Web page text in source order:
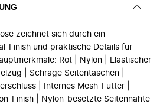
zeichnet sich durch ein
Finish und praktische Details für
Rot | Nylon | Elastischer
| Schräge Seitentaschen |
| Internes Mesh-Futter |
Finish | Nylon-besetzte Seitennähte